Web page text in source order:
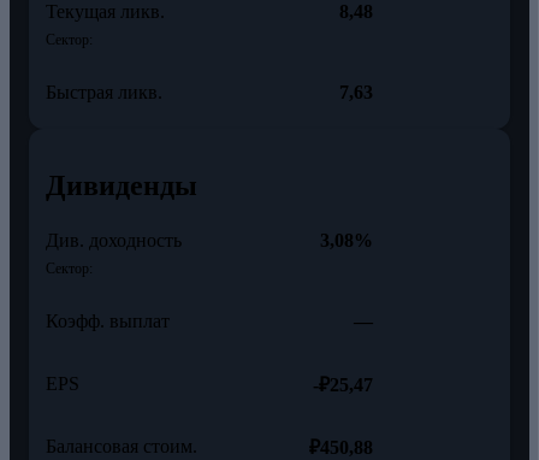
Текущая ликв.
Сектор:
8,48
Быстрая ликв. 7,63
Дивиденды
Див. доходность
Сектор:
3,08%
Коэфф. выплат —
EPS -₽25,47
Балансовая стоим. ₽450,88